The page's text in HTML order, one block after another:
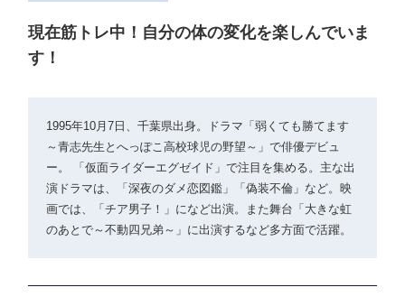
現在筋トレ中！自分の体の変化を楽しんでいま
す！
1995年10月7日、千葉県出身。ドラマ「弱くても勝てます
～青志先生とへっぽこ高校球児の野望～」で俳優デビュ
ー。 「仮面ライダーエグゼイド」で注目を集める。主な出
演ドラマは、「深夜のダメ恋図鑑」「偽装不倫」など。映
画では、「チア男子！」になど出演。また舞台「大きな虹
のあとで～不動四兄弟～」に出演するなど多方面で活躍。